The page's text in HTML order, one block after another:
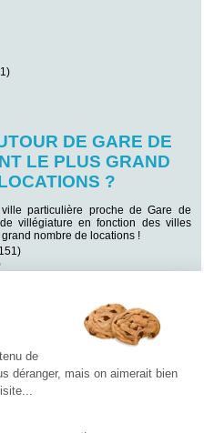
DE GARE DE
LE PLUS GRAND
?
particulière proche de Gare de
villégiature en fonction des villes
nombre de locations !
nous
de
déranger, mais on aimerait bien